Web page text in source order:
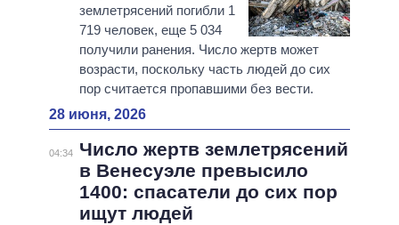
землетрясений погибли 1
719 человек, еще 5 034
получили ранения. Число жертв может
возрасти, поскольку часть людей до сих
пор считается пропавшими без вести.
28 июня, 2026
04:34
Число жертв землетрясений
в Венесуэле превысило
1400: спасатели до сих пор
ищут людей